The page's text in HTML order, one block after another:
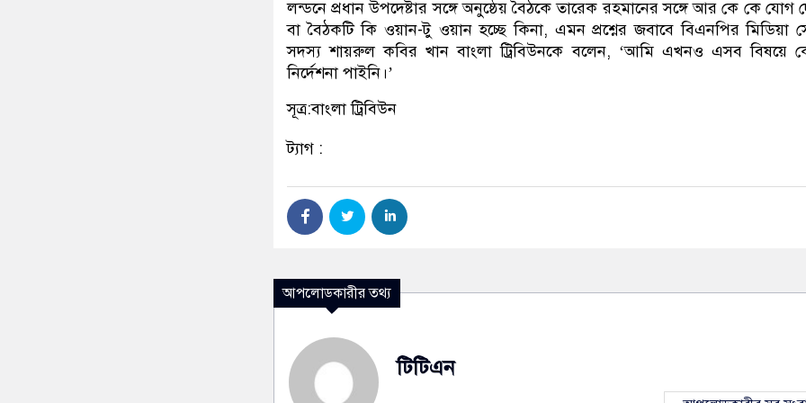
লন্ডনে প্রধান উপদেষ্টার সঙ্গে অনুষ্ঠেয় বৈঠকে তারেক রহমানের সঙ্গে আর কে কে যোগ
বা বৈঠকটি কি ওয়ান-টু ওয়ান হচ্ছে কিনা, এমন প্রশ্নের জবাবে বিএনপির মিডিয়া
সদস্য শায়রুল কবির খান বাংলা ট্রিবিউনকে বলেন, ‘আমি এখনও এসব বিষয়ে
নির্দেশনা পাইনি।’
সূত্র:বাংলা ট্রিবিউন
ট্যাগ :
আপলোডকারীর তথ্য
টিটিএন